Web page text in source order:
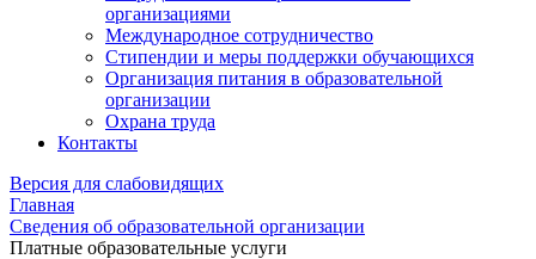
организациями
Международное сотрудничество
Стипендии и меры поддержки обучающихся
Организация питания в образовательной
организации
Охрана труда
Контакты
Версия для слабовидящих
Главная
Сведения об образовательной организации
Платные образовательные услуги